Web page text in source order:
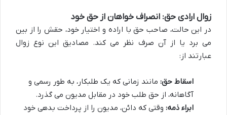
زوال ارادی حق: انصراف خواهان از حق خود
در این حالت، صاحب حق با اراده و اختیار خود، حقش را از بین
می برد یا از آن صرف نظر می کند. مصادیق این نوع زوال
عبارتند از:
اسقاط حق: مانند زمانی که یک طلبکار، به طور رسمی و
آگاهانه، از حق طلب خود در مقابل مدیون می گذرد.
ابراء ذمه: وقتی که دائن، مدیون را از پرداخت بدهی خود